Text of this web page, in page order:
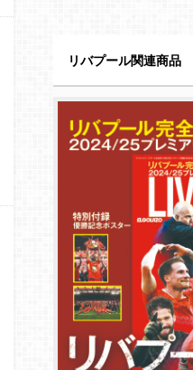
リバプール関連商品